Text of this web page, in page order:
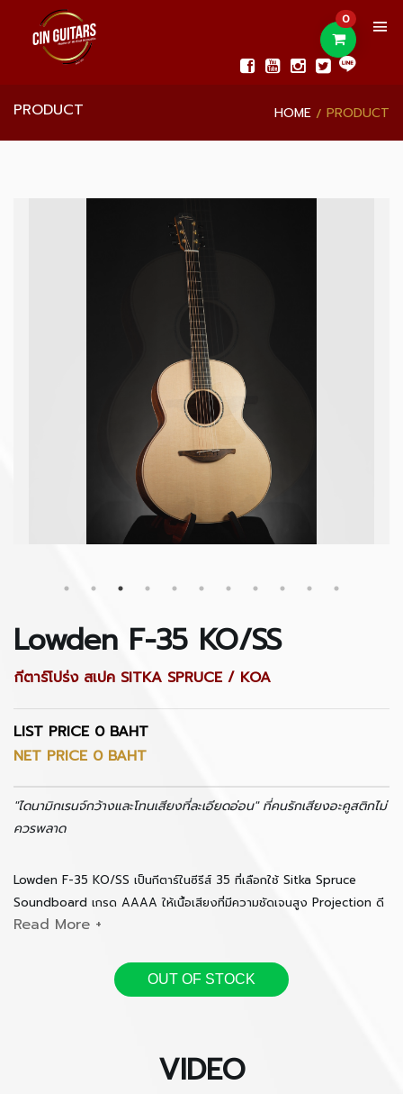
0
PRODUCT HOME PRODUCT
Lowden F-35 KO/SS
กีตาร์โปร่ง สเปค SITKA SPRUCE / KOA
LIST PRICE 0 BAHT
NET PRICE 0 BAHT
"ไดนามิกเรนจ์กว้างและโทนเสียงที่ละเอียดอ่อน" ที่คนรักเสียงอะคูสติกไม่
ควรพลาด
Lowden F-35 KO/SS เป็นกีตาร์ในซีรีส์ 35 ที่เลือกใช้ Sitka Spruce
Soundboard เกรด AAAA ให้เนื้อเสียงที่มีความชัดเจนสูง Projection ดี
เยี่ยม เมื่ออยู่ในมือของผู้เล่นที่มีความเข้าใจกีตาร์และมีทักษะการเล่น
ออกมาได้อย่างดีที่สุด
This is the 35 version of the 32 and 25 models
OUT OF STOCK
VIDEO